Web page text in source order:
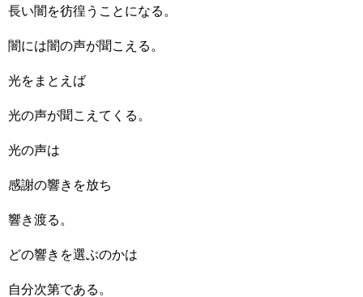
長い闇を彷徨うことになる。
闇には闇の声が聞こえる。
光をまとえば
光の声が聞こえてくる。
光の声は
感謝の響きを放ち
響き渡る。
どの響きを選ぶのかは
自分次第である。